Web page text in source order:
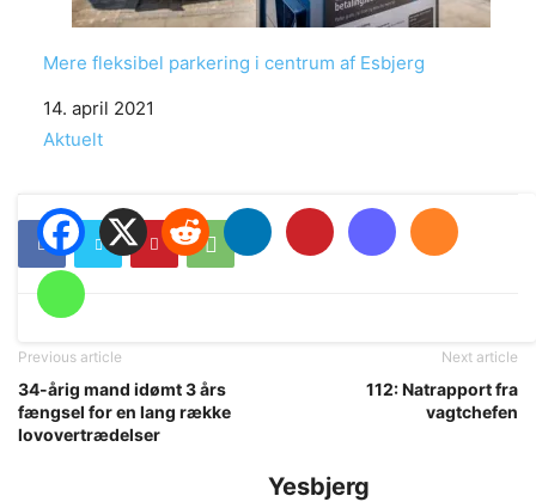
Mere fleksibel parkering i centrum af Esbjerg
Date
14. april 2021
In relation to
Aktuelt
Previous article
34-årig mand idømt 3 års
fængsel for en lang række
lovovertrædelser
Next article
112: Natrapport fra
vagtchefen
Yesbjerg